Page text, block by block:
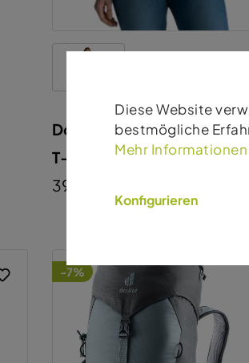
Dolomites Branded
T-Shirt Dolomites
39,00 €
-7%